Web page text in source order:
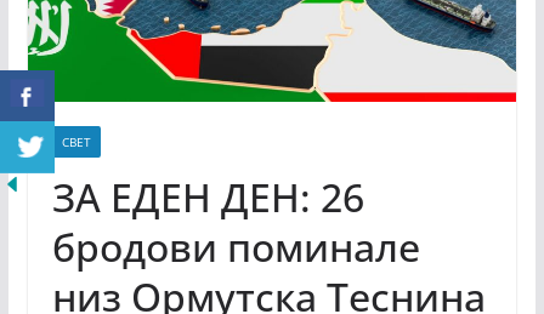
СВЕТ
ЗА ЕДЕН ДЕН: 26
бродови поминале
низ Ормутска Теснина